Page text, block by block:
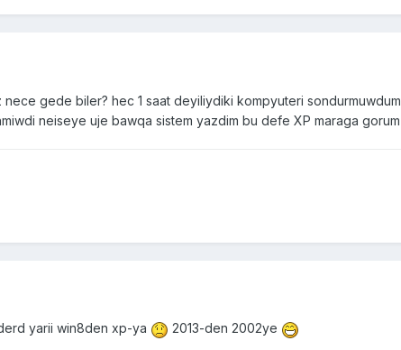
gede biler? hec 1 saat deyiliydiki kompyuteri
neiseye uje bawqa sistem yazdim bu defe XP maraga
yarii win8den xp-ya 2013-den 2002ye